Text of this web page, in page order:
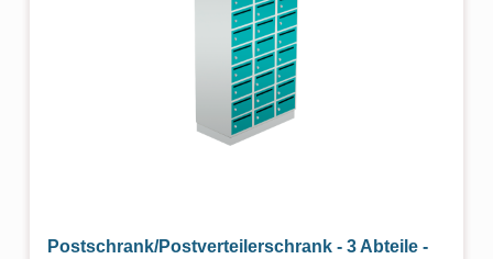
Postschrank/Postverteilerschrank - 3 Abteile -